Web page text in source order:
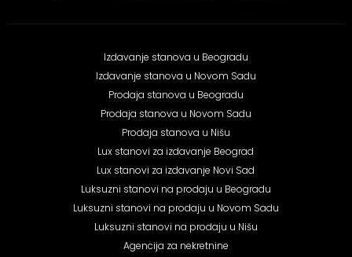
Izdavanje stanova u Beogradu
Izdavanje stanova u Novom Sadu
Prodaja stanova u Beogradu
Prodaja stanova u Novom Sadu
Prodaja stanova u Nišu
Lux stanovi za izdavanje Beograd
Lux stanovi za izdavanje Novi Sad
Luksuzni stanovi na prodaju u Beogradu
Luksuzni stanovi na prodaju u Novom Sadu
Luksuzni stanovi na prodaju u Nišu
Agencija za nekretnine